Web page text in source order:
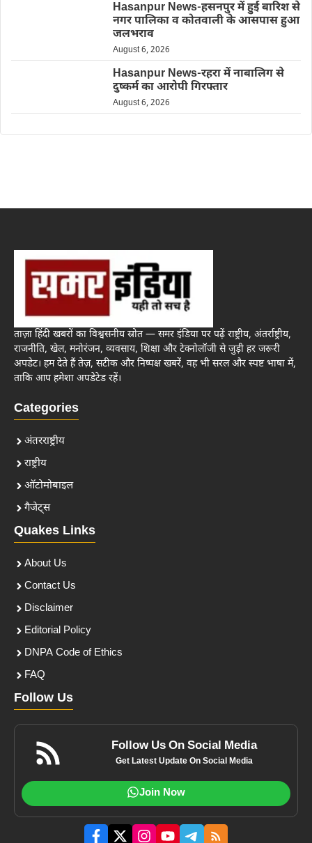
Hasanpur News-हसनपुर में हुई बारिश से
नगर पालिका व कोतवाली के आसपास हुआ
जलभराव
August 6, 2026
Hasanpur News-रहरा में नाबालिग से
दुष्कर्म का आरोपी गिरफ्तार
August 6, 2026
ताज़ा हिंदी खबरों का विश्वसनीय स्रोत — समर इंडिया पर पढ़ें राष्ट्रीय, अंतर्राष्ट्रीय,
राजनीति, खेल, मनोरंजन, व्यवसाय, शिक्षा और टेक्नोलॉजी से जुड़ी हर जरूरी
अपडेट। हम देते हैं तेज़, सटीक और निष्पक्ष खबरें, वह भी सरल और स्पष्ट भाषा में,
ताकि आप हमेशा अपडेटेड रहें।
Categories
अंतरराष्ट्रीय
राष्ट्रीय
ऑटोमोबाइल
गैजेट्स
Quakes Links
About Us
Contact Us
Disclaimer
Editorial Policy
DNPA Code of Ethics
FAQ
Follow Us
Follow Us On Social Media
Get Latest Update On Social Media
Join Now